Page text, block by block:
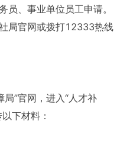
员、事业单位员工申请。
局官网或拨打12333热线
”官网，进入“人才补
下材料：